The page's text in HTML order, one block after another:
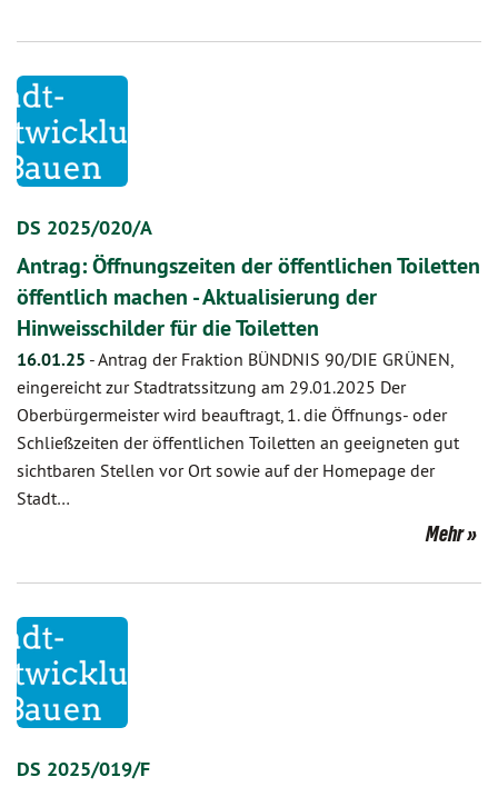
DS 2025/020/A
Antrag: Öffnungszeiten der öffentlichen Toiletten
öffentlich machen - Aktualisierung der
Hinweisschilder für die Toiletten
16.01.25 -Antrag der Fraktion BÜNDNIS 90/DIE GRÜNEN,
eingereicht zur Stadtratssitzung am 29.01.2025 Der
Oberbürgermeister wird beauftragt, 1. die Öffnungs- oder
Schließzeiten der öffentlichen Toiletten an geeigneten gut
sichtbaren Stellen vor Ort sowie auf der Homepage der
Stadt…
Mehr
DS 2025/019/F